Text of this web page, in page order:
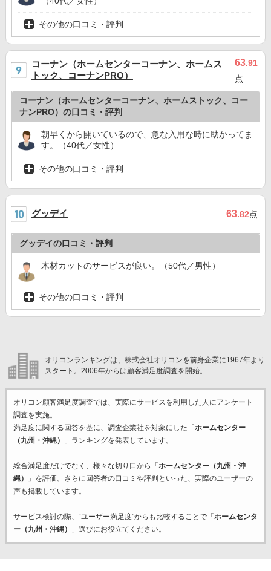
その他の口コミ・評判
コーナン（ホームセンターコーナン、ホームス
トック、コーナンPRO）
63.91
点
コーナン（ホームセンターコーナン、ホームストック、コー
ナンPRO）の口コミ・評判
朝早くから開いているので、急な入用な時に助かってま
す。（40代／女性）
その他の口コミ・評判
グッデイ 63.82点
グッデイの口コミ・評判
木材カットのサービスが良い。（50代／男性）
その他の口コミ・評判
オリコンランキングは、株式会社オリコンを前身企業に1967年より
スタート。2006年からは顧客満足度調査を開始。
オリコン顧客満足度調査では、実際にサービスを利用した 人にアンケート
調査を実施。
満足度に関する回答を基に、調査企業社を対象にした「 ホームセンター
（九州・沖縄）
」ランキングを発表しています。
総合満足度だけでなく、様々な切り口から「 ホームセンター（九州・沖
縄）
」を評価。さらに回答者の口コミや評判といった、実際のユーザーの
声も掲載しています。
サービス検討の際、“ユーザー満足度”からも比較することで「 ホームセンタ
ー（九州・沖縄）
」選びにお役立てください。